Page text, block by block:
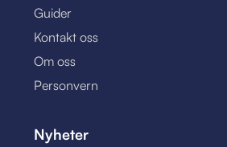
Guider
Kontakt oss
Om oss
Personvern
Nyheter